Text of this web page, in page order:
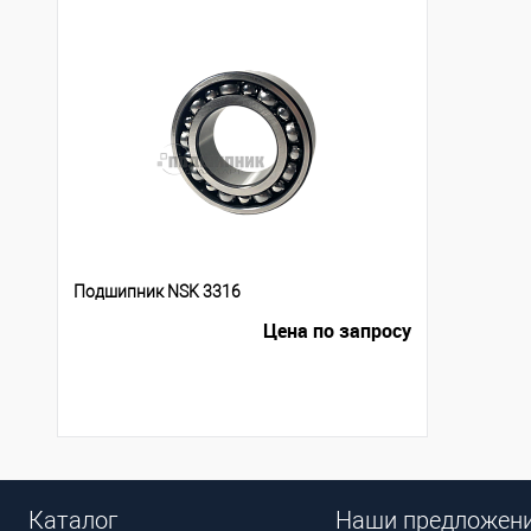
Подшипник NSK 3316
Цена по запросу
Каталог Наши